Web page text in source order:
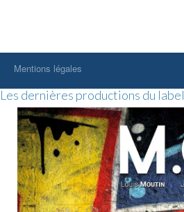
Mentions légales
Les dernières productions du label